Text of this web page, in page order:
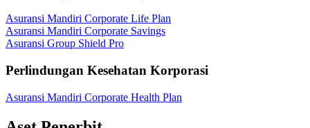
Asuransi Mandiri Corporate Life Plan
Asuransi Mandiri Corporate Savings
Asuransi Group Shield Pro
Perlindungan Kesehatan Korporasi
Asuransi Mandiri Corporate Health Plan